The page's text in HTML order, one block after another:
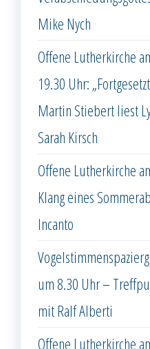
Mike Nych
Offene Lutherkirche
19.30 Uhr:
Martin Stiebert liest
Sarah Kirsch
Offene Lutherkirche
Klang eines
Incanto
um 8.30 Uhr –
mit Ralf Alberti
Offene Lutherkirche